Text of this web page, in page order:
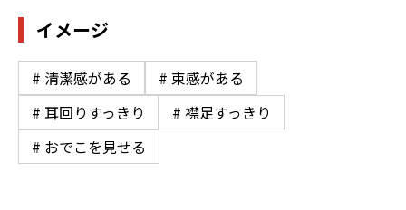
イメージ
# 清潔感がある
# 束感がある
# 耳回りすっきり
# 襟足すっきり
# おでこを見せる